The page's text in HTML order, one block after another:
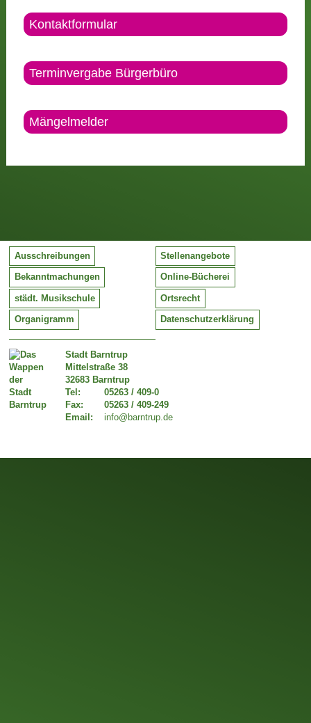
Kontaktformular
Terminvergabe Bürgerbüro
Mängelmelder
Stadt Barntrup
Mittelstraße 38
32683 Barntrup
Tel:
Fax:
Email:
05263 / 409-0
05263 / 409-249
info@barntrup.de
Ausschreibungen Stellenangebote
Bekanntmachungen Online-Bücherei
städt. Musikschule Ortsrecht
Organigramm Datenschutzerklärung